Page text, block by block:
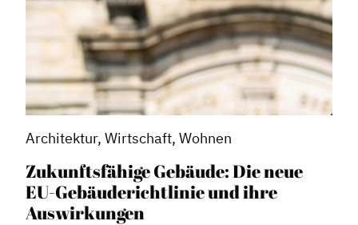
Architektur, Wirtschaft, Wohnen
Zukunftsfähige Gebäude: Die neue
EU-Gebäuderichtlinie und ihre
Auswirkungen